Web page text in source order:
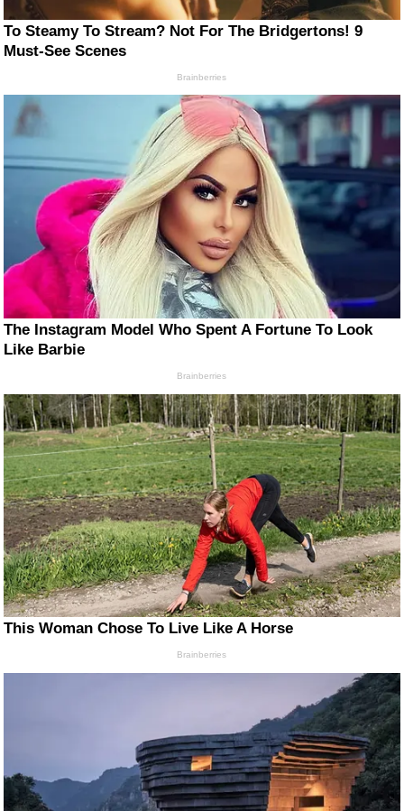
To Steamy To Stream? Not For The Bridgertons! 9
Must-See Scenes
Brainberries
The Instagram Model Who Spent A Fortune To Look
Like Barbie
Brainberries
This Woman Chose To Live Like A Horse
Brainberries